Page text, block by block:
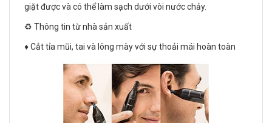
giặt được và có thể làm sạch dưới vòi nước chảy.
♻️ Thông tin từ nhà sản xuất
♦️ Cắt tỉa mũi, tai và lông mày với sự thoải mái hoàn toàn